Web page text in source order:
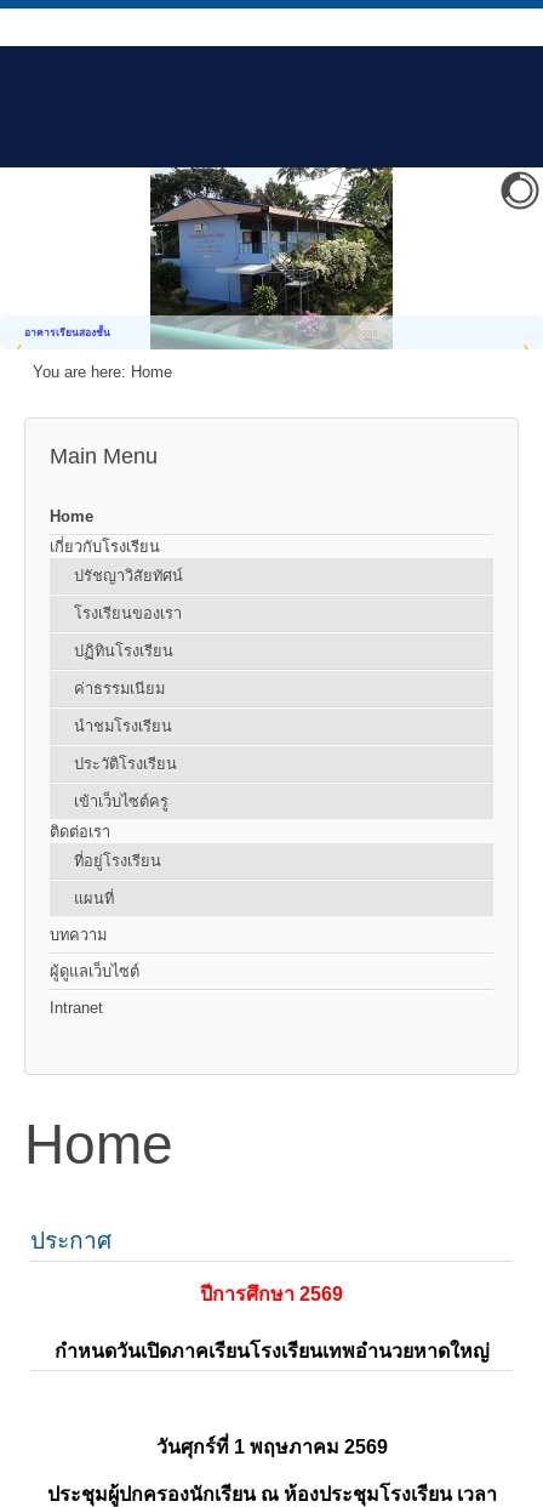
อาคารเรียนสองชั้น
You are here: Home
Main Menu
Home
เกี่ยวกับโรงเรียน
ปรัชญาวิสัยทัศน์
โรงเรียนของเรา
ปฏิทินโรงเรียน
ค่าธรรมเนียม
นำชมโรงเรียน
ประวัติโรงเรียน
เข้าเว็บไซต์ครู
ติดต่อเรา
ที่อยู่โรงเรียน
แผนที่
บทความ
ผู้ดูแลเว็บไซต์
Intranet
Home
ประกาศ
ปีการศึกษา 2569
กำหนดวันเปิดภาคเรียนโรงเรียนเทพอำนวยหาดใหญ่
วันศุกร์ที่ 1 พฤษภาคม 2569
ประชุมผู้ปกครองนักเรียน ณ ห้องประชุมโรงเรียน เวลา